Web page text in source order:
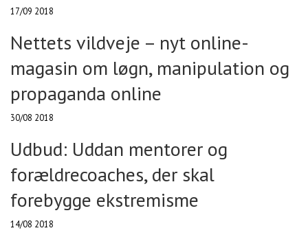
17/09 2018
Nettets vildveje – nyt online-
magasin om løgn, manipulation og
propaganda online
30/08 2018
Udbud: Uddan mentorer og
forældrecoaches, der skal
forebygge ekstremisme
14/08 2018